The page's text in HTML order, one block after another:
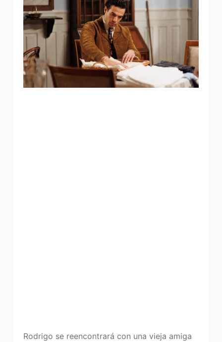
Rodrigo se reencontrará con una vieja amiga